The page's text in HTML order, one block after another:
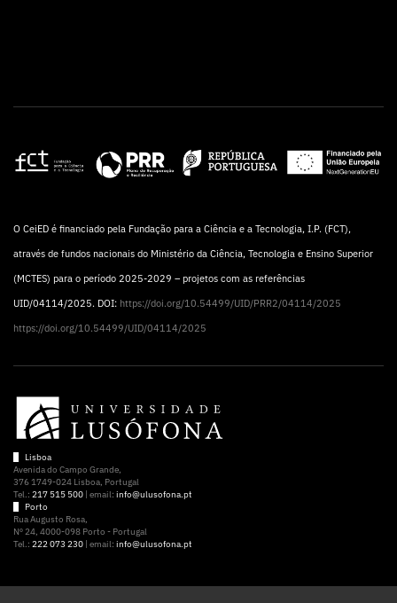
O CeiED é financiado pela Fundação para a Ciência e a Tecnologia, I.P. (FCT),
através de fundos nacionais do Ministério da Ciência, Tecnologia e Ensino Superior
(MCTES) para o período 2025-2029 – projetos com as referências
UID/04114/2025. DOI: https://doi.org/10.54499/UID/PRR2/04114/2025
https://doi.org/10.54499/UID/04114/2025
Lisboa
Avenida do Campo Grande,
376 1749-024 Lisboa, Portugal
Tel.: 217 515 500 | email: info@ulusofona.pt
Porto
Rua Augusto Rosa,
Nº 24, 4000-098 Porto - Portugal
Tel.: 222 073 230 | email: info@ulusofona.pt